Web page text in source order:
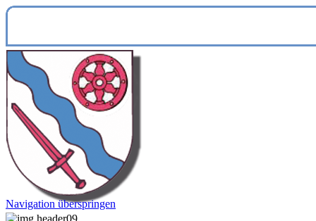
Navigation überspringen